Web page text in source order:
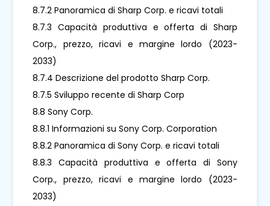
8.7.2 Panoramica di Sharp Corp. e ricavi totali
8.7.3 Capacità produttiva e offerta di Sharp
Corp., prezzo, ricavi e margine lordo (2023-
2033)
8.7.4 Descrizione del prodotto Sharp Corp.
8.7.5 Sviluppo recente di Sharp Corp
8.8 Sony Corp.
8.8.1 Informazioni su Sony Corp. Corporation
8.8.2 Panoramica di Sony Corp. e ricavi totali
8.8.3 Capacità produttiva e offerta di Sony
Corp., prezzo, ricavi e margine lordo (2023-
2033)